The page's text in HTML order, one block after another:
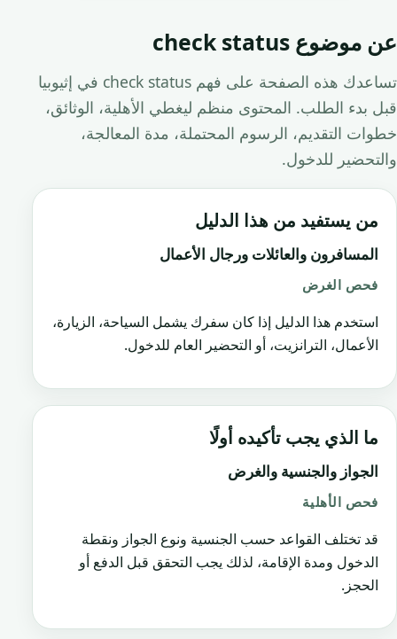
عن موضوع check status
تساعدك هذه الصفحة على فهم check status في إثيوبيا
قبل بدء الطلب. المحتوى منظم ليغطي الأهلية، الوثائق،
خطوات التقديم، الرسوم المحتملة، مدة المعالجة،
والتحضير للدخول.
من يستفيد من هذا الدليل
المسافرون والعائلات ورجال الأعمال
فحص الغرض
استخدم هذا الدليل إذا كان سفرك يشمل السياحة، الزيارة،
الأعمال، الترانزيت، أو التحضير العام للدخول.
ما الذي يجب تأكيده أولًا
الجواز والجنسية والغرض
فحص الأهلية
قد تختلف القواعد حسب الجنسية ونوع الجواز ونقطة
الدخول ومدة الإقامة، لذلك يجب التحقق قبل الدفع أو
الحجز.